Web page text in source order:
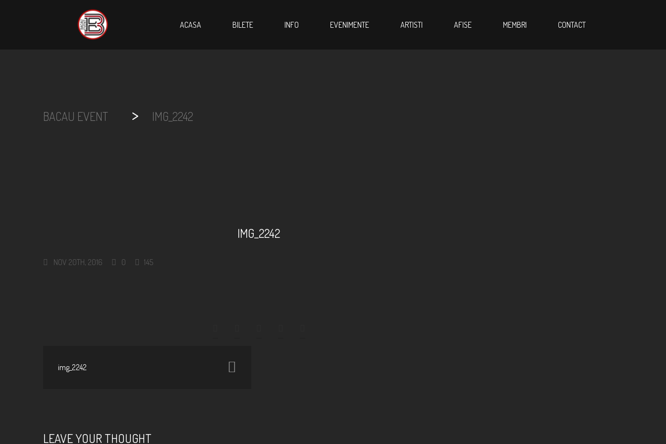
ACASA BILETE INFO EVENIMENTE ARTISTI AFISE MEMBRI CONTACT
BACAU EVENT > IMG_2242
IMG_2242
NOV 20TH, 2016 0 145
img_2242
LEAVE YOUR THOUGHT